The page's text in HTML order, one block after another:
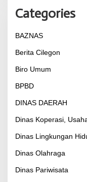
Categories
BAZNAS
Berita Cilegon
Biro Umum
BPBD
DINAS DAERAH
Dinas Koperasi,
Dinas Lingkungan
Dinas Olahraga
Dinas Pariwisata